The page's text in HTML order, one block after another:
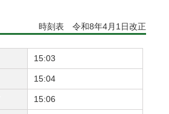
時刻表 令和8年4月1日改正
15:03
15:04
15:06